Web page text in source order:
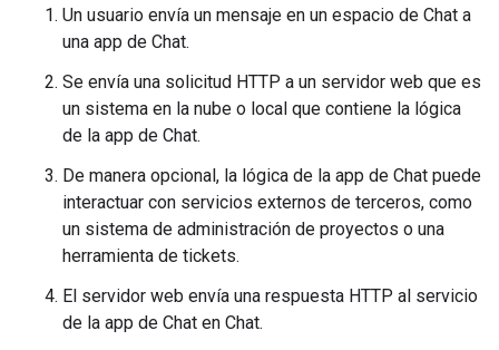
Un usuario envía un mensaje en un espacio de Chat a
una app de Chat.
Se envía una solicitud HTTP a un servidor web que es
un sistema en la nube o local que contiene la lógica
de la app de Chat.
De manera opcional, la lógica de la app de Chat puede
interactuar con servicios externos de terceros, como
un sistema de administración de proyectos o una
herramienta de tickets.
El servidor web envía una respuesta HTTP al servicio
de la app de Chat en Chat.